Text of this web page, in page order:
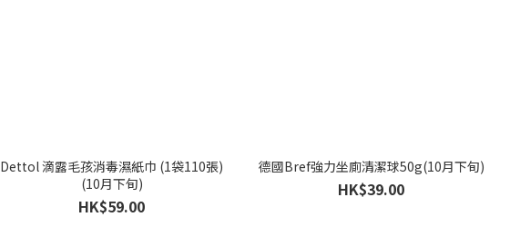
Dettol 滴露毛孩消毒濕紙巾 (1袋110張)
(10月下旬)
HK$59.00
德國Bref強力坐廁清潔球50g(10月下旬)
HK$39.00